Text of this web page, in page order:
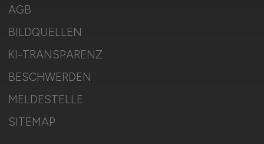
AGB
BILDQUELLEN
KI-TRANSPARENZ
BESCHWERDEN
MELDESTELLE
SITEMAP